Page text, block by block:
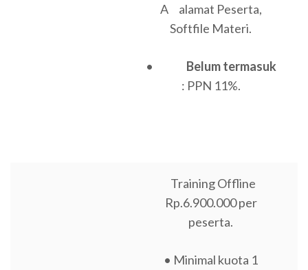
A alamat Peserta,
Softfile Materi.
• Belum termasuk
: PPN 11%.
Training Offline
Rp.6.900.000 per
peserta.
• Minimal kuota 1